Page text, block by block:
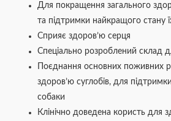
Для покращення загального
та підтримки найкращого стану
Сприяє здоров’ю серця
Спеціально розроблений склад
Поєднання основних поживних
здоров’ю суглобів, для
собаки
Клінічно доведена користь для